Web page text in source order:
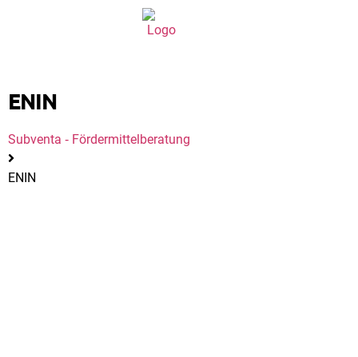
ENIN
Subventa ‐ Fördermittelberatung
ENIN